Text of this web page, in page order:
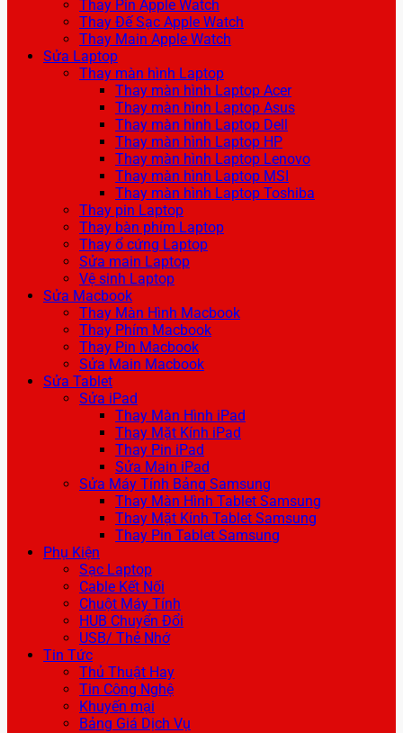
Thay Pin Apple Watch
Thay Đế Sạc Apple Watch
Thay Main Apple Watch
Sửa Laptop
Thay màn hình Laptop
Thay màn hình Laptop Acer
Thay màn hình Laptop Asus
Thay màn hình Laptop Dell
Thay màn hình Laptop HP
Thay màn hình Laptop Lenovo
Thay màn hình Laptop MSI
Thay màn hình Laptop Toshiba
Thay pin Laptop
Thay bàn phím Laptop
Thay ổ cứng Laptop
Sửa main Laptop
Vệ sinh Laptop
Sửa Macbook
Thay Màn Hình Macbook
Thay Phím Macbook
Thay Pin Macbook
Sửa Main Macbook
Sửa Tablet
Sửa iPad
Thay Màn Hình iPad
Thay Mặt Kính iPad
Thay Pin iPad
Sửa Main iPad
Sửa Máy Tính Bảng Samsung
Thay Màn Hình Tablet Samsung
Thay Mặt Kính Tablet Samsung
Thay Pin Tablet Samsung
Phụ Kiện
Sạc Laptop
Cable Kết Nối
Chuột Máy Tính
HUB Chuyển Đổi
USB/ Thẻ Nhớ
Tin Tức
Thủ Thuật Hay
Tin Công Nghệ
Khuyến mại
Bảng Giá Dịch Vụ